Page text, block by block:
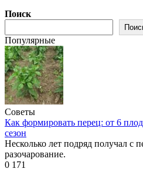
Поиск
Популярные
Советы
Как формировать перец: от 6
сезон
Несколько лет подряд получал с
разочарование.
0 171